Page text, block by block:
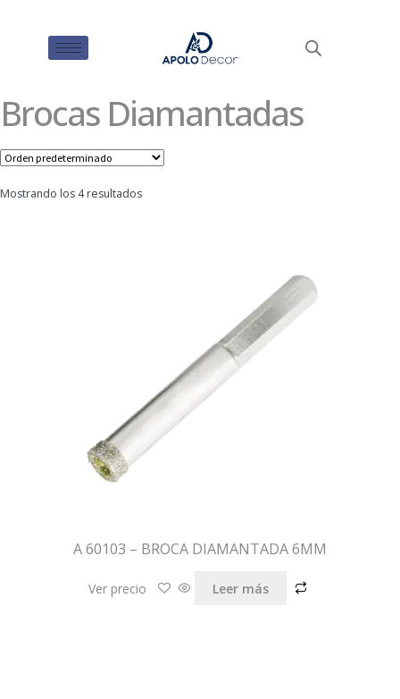
Brocas Diamantadas
Mostrando los 4 resultados
A 60103 – BROCA DIAMANTADA 6MM
Ver precio Leer más